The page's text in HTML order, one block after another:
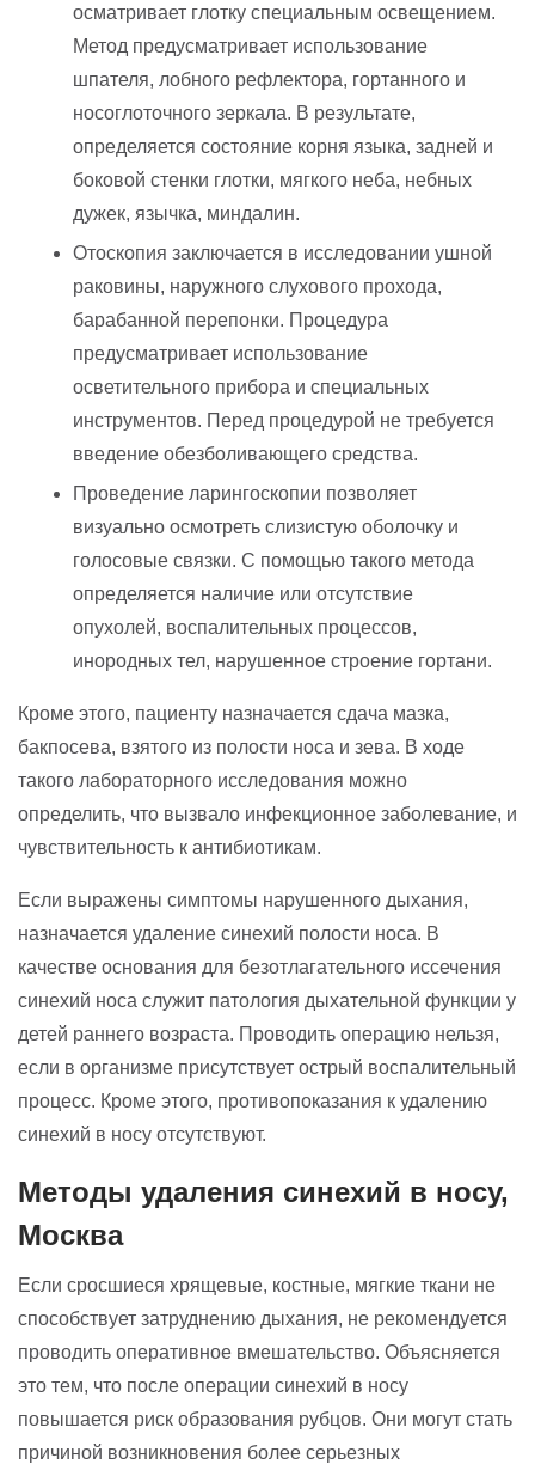
осматривает глотку специальным освещением.
Метод предусматривает использование
шпателя, лобного рефлектора, гортанного и
носоглоточного зеркала. В результате,
определяется состояние корня языка, задней и
боковой стенки глотки, мягкого неба, небных
дужек, язычка, миндалин.
Отоскопия заключается в исследовании ушной
раковины, наружного слухового прохода,
барабанной перепонки. Процедура
предусматривает использование
осветительного прибора и специальных
инструментов. Перед процедурой не требуется
введение обезболивающего средства.
Проведение ларингоскопии позволяет
визуально осмотреть слизистую оболочку и
голосовые связки. С помощью такого метода
определяется наличие или отсутствие
опухолей, воспалительных процессов,
инородных тел, нарушенное строение гортани.
Кроме этого, пациенту назначается сдача мазка,
бакпосева, взятого из полости носа и зева. В ходе
такого лабораторного исследования можно
определить, что вызвало инфекционное заболевание, и
чувствительность к антибиотикам.
Если выражены симптомы нарушенного дыхания,
назначается удаление синехий полости носа. В
качестве основания для безотлагательного иссечения
синехий носа служит патология дыхательной функции у
детей раннего возраста. Проводить операцию нельзя,
если в организме присутствует острый воспалительный
процесс. Кроме этого, противопоказания к удалению
синехий в носу отсутствуют.
Методы удаления синехий в носу,
Москва
Если сросшиеся хрящевые, костные, мягкие ткани не
способствует затруднению дыхания, не рекомендуется
проводить оперативное вмешательство. Объясняется
это тем, что после операции синехий в носу
повышается риск образования рубцов. Они могут стать
причиной возникновения более серьезных